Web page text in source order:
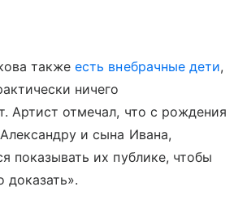
такжеесть внебрачные дети,
ничего
Артист отмечал, что с рождения
и сына Ивана,
показывать их публике, чтобы
доказать».